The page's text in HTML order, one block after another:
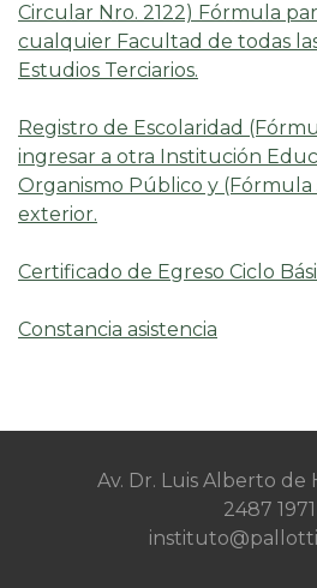
Circular Nro. 2122) Fórmula
cualquier Facultad de todas
Estudios Terciarios.
Registro de Escolaridad
ingresar a otra Institución
Organismo Público y (Fórmula
exterior.
Certificado de Egreso Ciclo
Constancia asistencia
Av. Dr. Luis Alberto de
2487 1971